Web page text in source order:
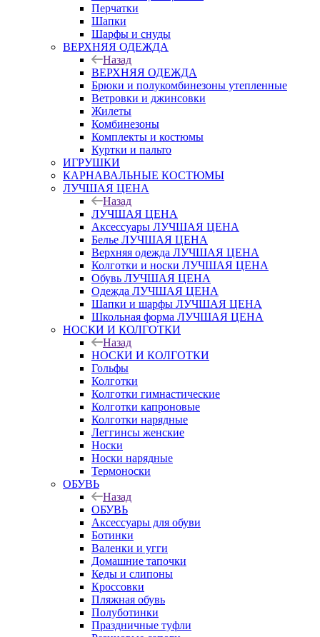
Перчатки
Шапки
Шарфы и снуды
ВЕРХНЯЯ ОДЕЖДА
Назад
ВЕРХНЯЯ ОДЕЖДА
Брюки и полукомбинезоны утепленные
Ветровки и джинсовки
Жилеты
Комбинезоны
Комплекты и костюмы
Куртки и пальто
ИГРУШКИ
КАРНАВАЛЬНЫЕ КОСТЮМЫ
ЛУЧШАЯ ЦЕНА
Назад
ЛУЧШАЯ ЦЕНА
Аксессуары ЛУЧШАЯ ЦЕНА
Белье ЛУЧШАЯ ЦЕНА
Верхняя одежда ЛУЧШАЯ ЦЕНА
Колготки и носки ЛУЧШАЯ ЦЕНА
Обувь ЛУЧШАЯ ЦЕНА
Одежда ЛУЧШАЯ ЦЕНА
Шапки и шарфы ЛУЧШАЯ ЦЕНА
Школьная форма ЛУЧШАЯ ЦЕНА
НОСКИ И КОЛГОТКИ
Назад
НОСКИ И КОЛГОТКИ
Гольфы
Колготки
Колготки гимнастические
Колготки капроновые
Колготки нарядные
Леггинсы женские
Носки
Носки нарядные
Термоноски
ОБУВЬ
Назад
ОБУВЬ
Аксессуары для обуви
Ботинки
Валенки и угги
Домашние тапочки
Кеды и слипоны
Кроссовки
Пляжная обувь
Полуботинки
Праздничные туфли